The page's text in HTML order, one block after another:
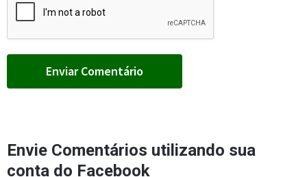
Envie Comentários utilizando sua
conta do Facebook